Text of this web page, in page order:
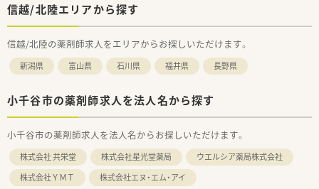
信越/北陸エリアから探す
信越/北陸の薬剤師求人をエリアからお探しいただけます。
新潟県 富山県 石川県 福井県 長野県
小千谷市の薬剤師求人を法人名から探す
小千谷市の薬剤師求人を法人名からお探しいただけます。
株式会社 共栄堂 株式会社星光堂薬局
ウエルシア薬局株式会社
株式会社ＹＭＴ
株式会社エヌ・エム・アイ